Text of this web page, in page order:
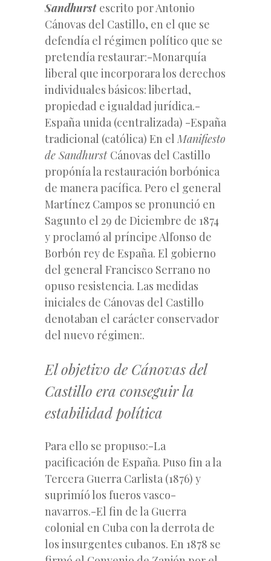
Sandhurst escrito por Antonio
Cánovas del Castillo, en el que se
defendía el régimen político que se
pretendía restaurar:-Monarquía
liberal que incorporara los derechos
individuales básicos: libertad,
propiedad e igualdad jurídica.-
España unida (centralizada) -España
tradicional (católica) En elManifiesto
de Sandhurst Cánovas del Castillo
propónía la restauración borbónica
de manera pacífica. Pero el general
Martínez Campos se pronunció en
Sagunto el 29 de Diciembre de 1874
y proclamó al príncipe Alfonso de
Borbón rey de España. El gobierno
del general Francisco Serrano no
opuso resistencia. Las medidas
iniciales de Cánovas del Castillo
denotaban el carácter conservador
del nuevo régimen:.
El objetivo de Cánovas del
Castillo era conseguir la
estabilidad política
Para ello se propuso:-La
pacificación de España. Puso fin a la
Tercera Guerra Carlista (1876) y
suprimíó los fueros vasco-
navarros.-El fin de la Guerra
colonial en Cuba con la derrota de
los insurgentes cubanos. En 1878 se